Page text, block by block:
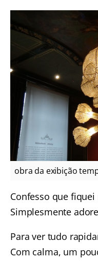
obra da exibição
Confesso que
Simplesmente
Para ver tudo
Com calma, um